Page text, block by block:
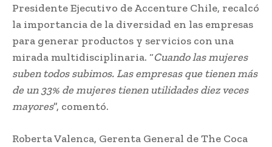
Presidente Ejecutivo de Accenture Chile, recalcó
la importancia de la diversidad en las empresas
para generar productos y servicios con una
mirada multidisciplinaria. “Cuando las mujeres
suben todos subimos. Las empresas que tienen más
de un 33% de mujeres tienen utilidades diez veces
mayores”, comentó.
Roberta Valenca, Gerenta General de The Coca